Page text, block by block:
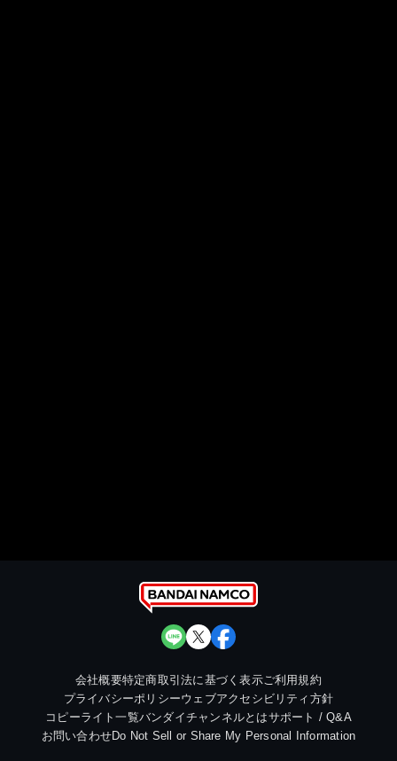
会社概要特定商取引法に基づく表示ご利用規約
プライバシーポリシーウェブアクセシビリティ方針
コピーライト一覧バンダイチャンネルとはサポート / Q&A
お問い合わせDo Not Sell or Share My Personal Information